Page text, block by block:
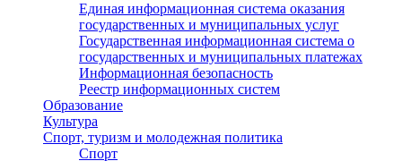
Единая информационная система оказания
государственных и муниципальных услуг
Государственная информационная система о
государственных и муниципальных платежах
Информационная безопасность
Реестр информационных систем
Образование
Культура
Спорт, туризм и молодежная политика
Спорт